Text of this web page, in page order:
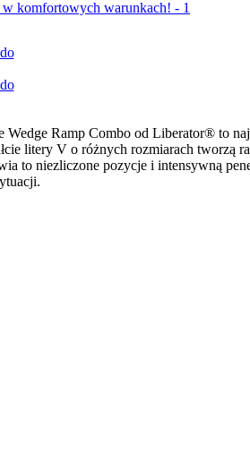
Wedge Ramp Combo od Liberator® to
litery V o różnych rozmiarach tworzą
to niezliczone pozycje i intensywną